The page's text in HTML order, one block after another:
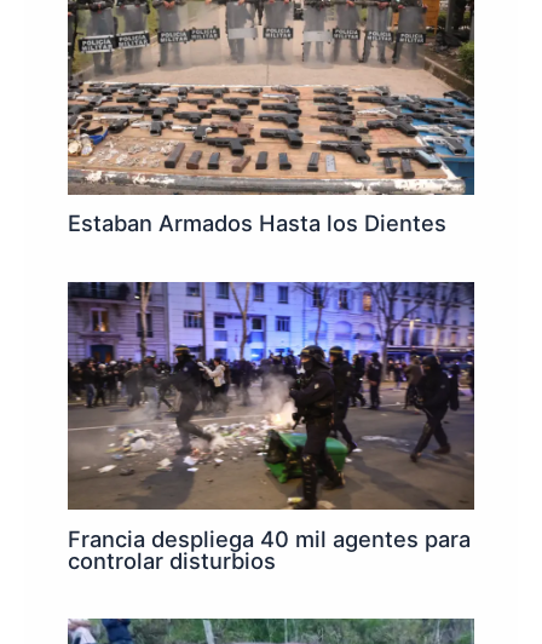
Estaban Armados Hasta los Dientes
Francia despliega 40 mil agentes para
controlar disturbios